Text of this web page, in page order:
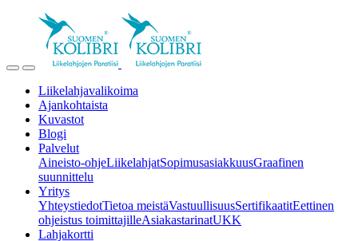
Liikelahjavalikoima
Ajankohtaista
Kuvastot
Blogi
Palvelut
Aineisto-ohjeLiikelahjatSopimusasiakkuusGraafinen
suunnittelu
Yritys
YhteystiedotTietoa meistäVastuullisuusSertifikaatitEettinen
ohjeistus toimittajilleAsiakastarinatUKK
Lahjakortti